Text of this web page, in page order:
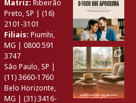
Matriz: Ribeirão
Preto, SP | (16)
2101-3101
Filiais: Piumhi,
MG | 0800 591
3747
São Paulo, SP |
(11) 3660-1760
Belo Horizonte,
MG | (31) 3416-